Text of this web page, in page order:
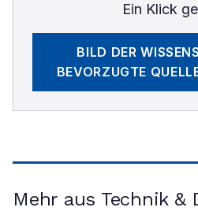
Ein Klick
BILD DER
BEVORZUGTE
Mehr aus Technik &